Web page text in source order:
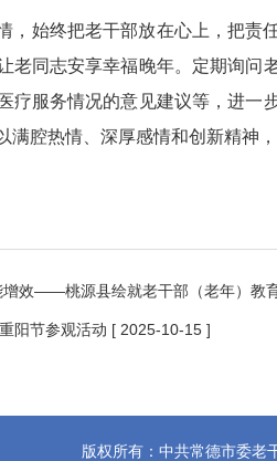
，始终把老干部放在心上，把责
老同志安享幸福晚年。定期询
疗服务情况的意见建议等，进
满腔热情、深厚感情和创新精神
增效——桃源县绘就老干部（老年）教
阳节参观活动 [ 2025-10-15 ]
版权所有：中共常德市委老